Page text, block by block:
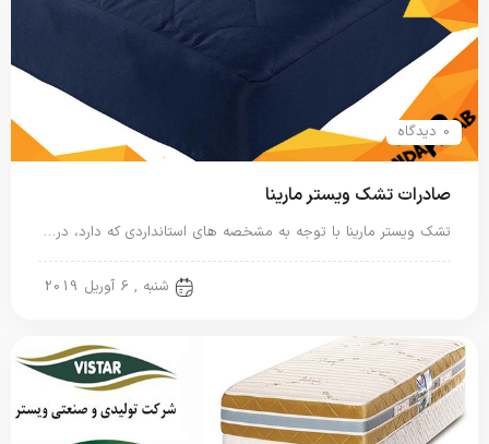
0 دیدگاه
صادرات تشک ویستر مارینا
تشک ویستر مارینا با توجه به مشخصه های استانداردی که دارد، در…
شنبه , 6 آوریل 2019